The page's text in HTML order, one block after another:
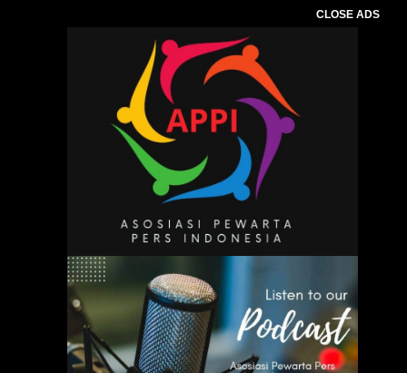
CLOSE ADS